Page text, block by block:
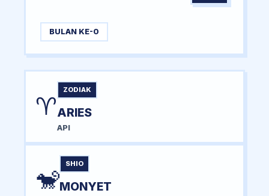
BULAN KE-0
♈
ZODIAK
ARIES
API
🐒
SHIO
MONYET